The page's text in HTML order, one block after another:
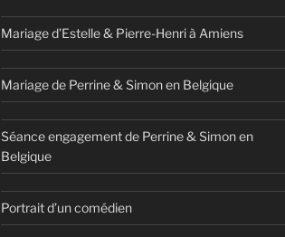
Mariage d’Estelle & Pierre-Henri à Amiens
Mariage de Perrine & Simon en Belgique
Séance engagement de Perrine & Simon en
Belgique
Portrait d’un comédien